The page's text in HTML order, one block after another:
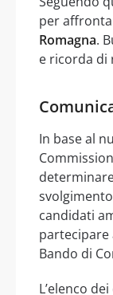
per
Romagna.
e ricorda di
In base al
candidati
partecipare
Bando di
L’elenco